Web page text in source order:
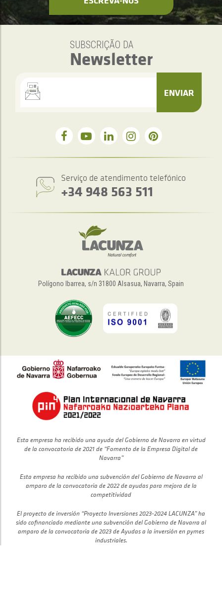
SUBSCRIÇÃO DA
Newsletter
ENVIAR
Serviço de atendimento telefónico
+34 948 563 511
Polígono Ibarrea, s/n 31800 Alsasua, Navarra, Spain
Esta empresa ha recibido una ayuda del Gobierno de Navarra en virtud
de la convocatoria de 2021 de “Fomento de la Empresa Digital de
Navarra”
Esta empresa ha recibido una subvención del Gobierno de Navarra al
amparo de la convocatoria de 2022 de ayudas para mejora de la
competitividad
El proyecto de inversión “Proyecto Inversiones 2023-2024 LACUNZA” ha
sido cofinanciado mediante una subvención del Gobierno de Navarra al
amparo de la convocatoria de 2023 de Ayudas a la inversión en pymes
industriales.